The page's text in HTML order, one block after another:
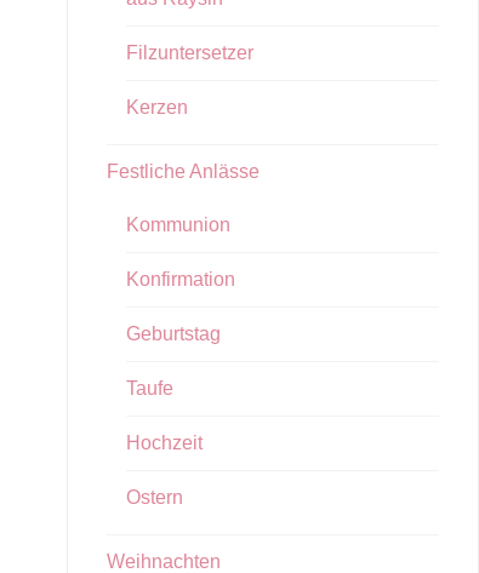
Filzuntersetzer
Kerzen
Festliche Anlässe
Kommunion
Konfirmation
Geburtstag
Taufe
Hochzeit
Ostern
Weihnachten